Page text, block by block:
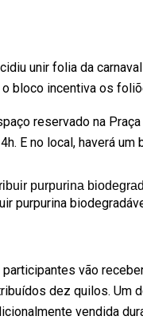
unir folia da
bloco incentiva os
reservado na
E no local, haverá
purpurina
vão
dez quilos. Um
vendida